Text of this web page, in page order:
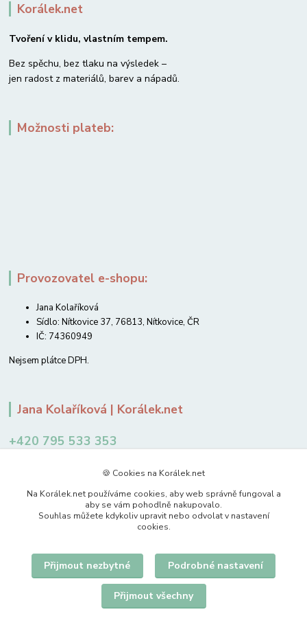
Korálek.net
Tvoření v klidu, vlastním tempem.
Bez spěchu, bez tlaku na výsledek –
jen radost z materiálů, barev a nápadů.
Možnosti plateb:
Provozovatel e-shopu:
Jana Kolaříková
Sídlo: Nítkovice 37, 76813, Nítkovice, ČR
IČ: 74360949
Nejsem plátce DPH.
Jana Kolaříková | Korálek.net
+420 795 533 353
jkolarikova@koralek.net
Upravit sběr cookies.
🍪 Cookies na Korálek.net
Na Korálek.net používáme cookies, aby web správně fungoval a
aby se vám pohodlně nakupovalo.
Souhlas můžete kdykoliv upravit nebo odvolat v nastavení
cookies.
Přijmout nezbytné Podrobné nastavení
Přijmout všechny